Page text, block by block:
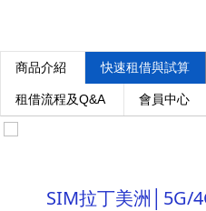
商品介紹 快速租借與試算
租借流程及Q&A 會員中心
SIM拉丁美洲│5G/